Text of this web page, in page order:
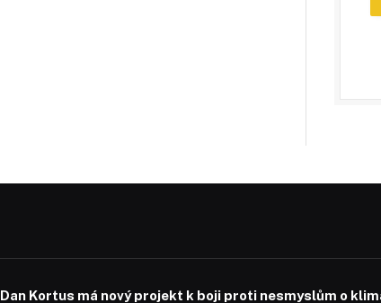
Dan Kortus má nový projekt k boji proti nesmyslům o